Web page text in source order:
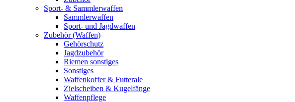
Sport- & Sammlerwaffen
Sammlerwaffen
Sport- und Jagdwaffen
Zubehör (Waffen)
Gehörschutz
Jagdzubehör
Riemen sonstiges
Sonstiges
Waffenkoffer & Futterale
Zielscheiben & Kugelfänge
Waffenpflege